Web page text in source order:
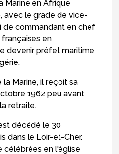
Marine en Afrique
avec le grade de vice-
de commandant en chef
en
devenir préfet maritime
Marine, il reçoit sa
1962 peu avant
retraite.
décédé le 30
dans le Loir-et-Cher.
célébrées en l'église